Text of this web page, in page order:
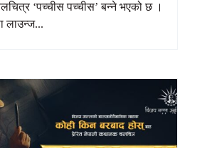
‘पच्चीस पच्चीस’ बन्ने भएको छ ।
लाउन्ज...